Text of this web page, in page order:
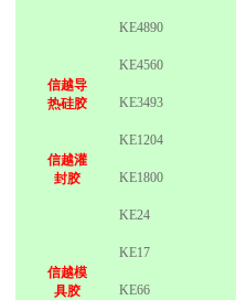
KE4890
信越导
热硅胶
KE4560
KE3493
信越灌
封胶
KE1204
KE1800
信越模
具胶
KE24
KE17
KE66